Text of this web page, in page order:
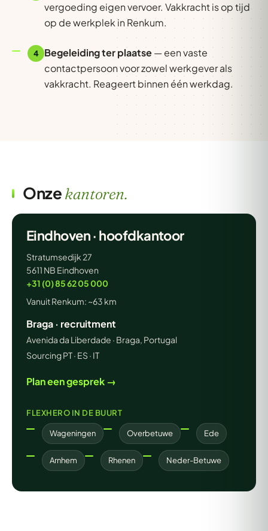
vergoeding eigen vervoer. Vakkracht is op tijd
op de werkplek in Renkum.
4 Begeleiding ter plaatse— een vaste
contactpersoon voor zowel werkgever als
vakkracht. Reageert binnen één werkdag.
Onzekantoren.
Eindhoven · hoofdkantoor
Stratumsedijk 27
5611 NB Eindhoven
+31 (0) 85 62 05 000
Vanuit Renkum: ~63 km
Braga · recruitment
Avenida da Liberdade · Braga, Portugal
Sourcing PT · ES · IT
Plan een gesprek →
FLEXHERO IN DE BUURT
Wageningen Overbetuwe Ede
Arnhem Rhenen Neder-Betuwe